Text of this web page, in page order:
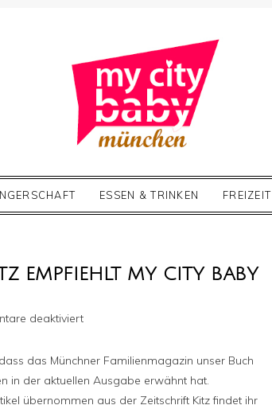
ESSEN & TRINKEN FREIZEIT
EMPFIEHLT MY CITY BABY
deaktiviertfür
Kitz
empfiehlt
my
das Münchner Familienmagazin unser Buch
in der aktuellen Ausgabe erwähnt hat.
übernommen aus der Zeitschrift Kitz findet ihr